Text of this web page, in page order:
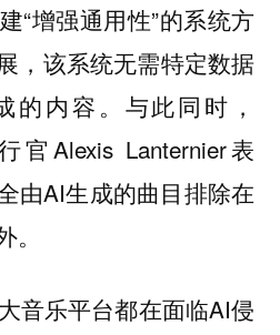
“增强通用性”的系统方
，该系统无需特定数据
的内容。与此同时，
官Alexis Lanternier表
由AI生成的曲目排除在
音乐平台都在面临AI侵